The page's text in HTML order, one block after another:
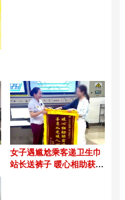
女子遇尴尬乘客递卫生巾
站长送裤子 暖心相助获锦